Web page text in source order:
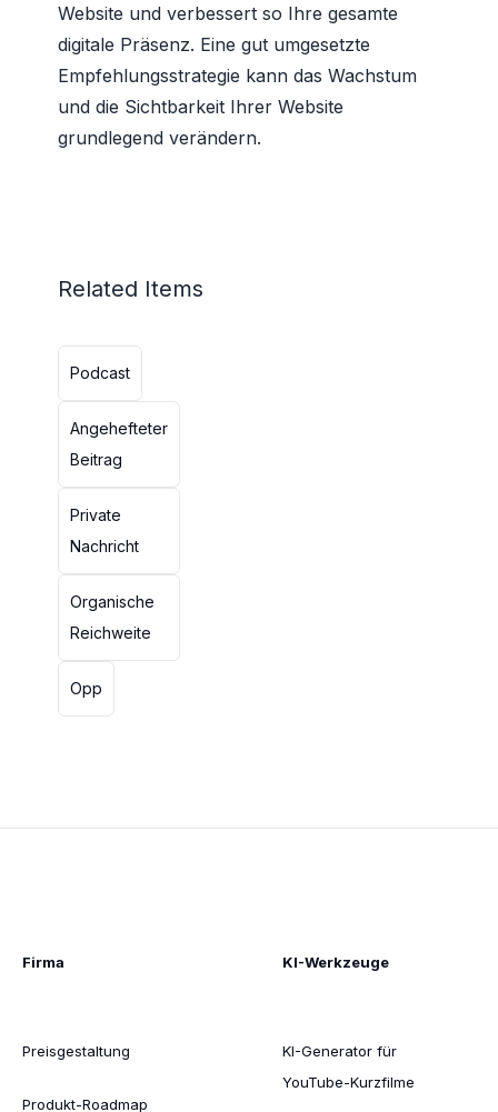
Website und verbessert so Ihre gesamte
digitale Präsenz. Eine gut umgesetzte
Empfehlungsstrategie kann das Wachstum
und die Sichtbarkeit Ihrer Website
grundlegend verändern.
Related Items
Podcast
Angehefteter
Beitrag
Private
Nachricht
Organische
Reichweite
Opp
Firma
Preisgestaltung
Produkt-Roadmap
KI-Werkzeuge
KI-Generator für
YouTube-Kurzfilme